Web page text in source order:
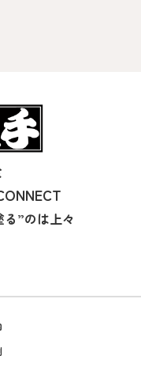
”のは上々